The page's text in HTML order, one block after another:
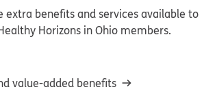
extra benefits and services available to
Horizons in Ohio members.
value-added benefits